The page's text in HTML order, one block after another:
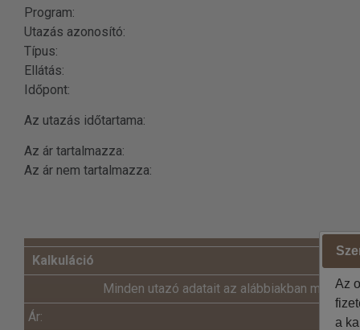
Program:
Utazás azonosító:
Típus:
Ellátás:
Időpont:
Az utazás időtartama:
Az ár tartalmazza:
Az ár nem tartalmazza:
Kalkuláció
Minden utazó adatait az alábbiakban
Ár:
Az
a